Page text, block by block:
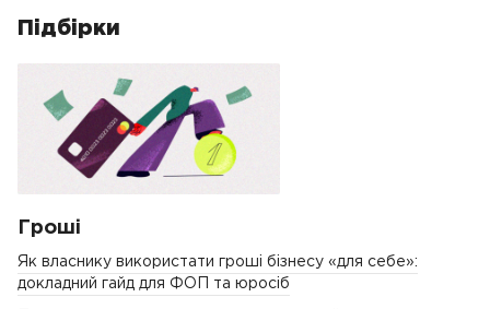
Підбірки
Гроші
Як власнику використати гроші бізнесу «для себе»:
докладний гайд для ФОП та юросіб